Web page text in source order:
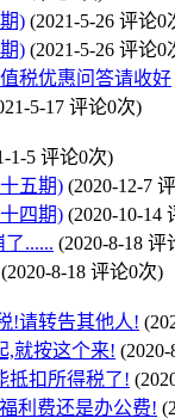
) (2021-5-26 评论0
) (2021-5-26 评论0
税优惠问答请收好
5-17 评论0次)
1-5 评论0次)
五期) (2020-12-7
四期) (2020-10-14
...... (2020-8-18 评
(2020-8-18 评论0次)
!请转告其他人!
,就按这个来!
抵扣所得税了!
利费还是办公费!